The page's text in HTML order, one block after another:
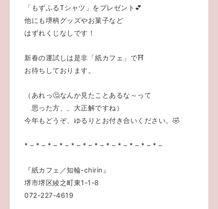
「もずふるTシャツ」をプレゼント💕
他にも堺柄グッズやお菓子など
はずれくじなしです！
新春の運試しは是非「紙カフェ」で⛩️
お待ちしております。
（あれっ🤔なんか見たことあるな～って
思った方、、大正解ですね）
今年もどうぞ、ゆるりとお付き合いください。🤣
* – * – * – * – * – * – * – * – * – * – * – * –
『紙カフェ／知輪-chirin』
堺市堺区綾之町東1-1-8
072-227-4619